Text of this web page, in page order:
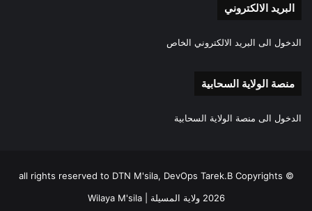
البريد الالكتروني
الدخول الى البريد الالكتروني الخاص
منصة الولاية السحابية
الدخول الى منصة الولاية السحابية
all rights reserved to DTN M'sila, DevOps Tarek.B Copyrights ©
2026 ولاية المسيلة | Wilaya M'sila